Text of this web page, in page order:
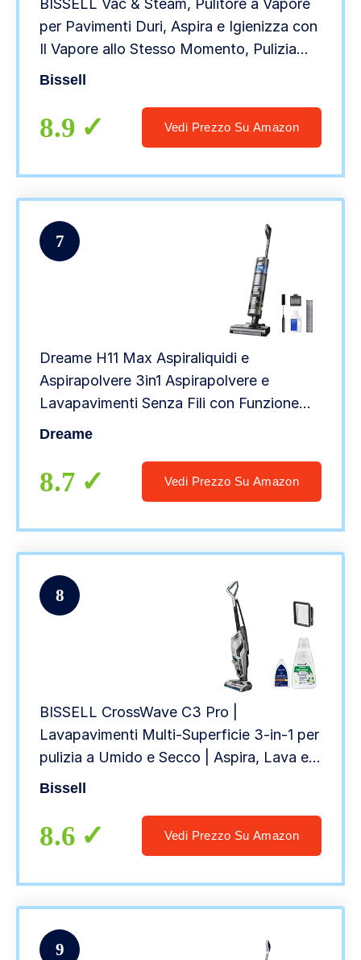
per Pavimenti Duri, Aspira e Igienizza con
Il Vapore allo Stesso Momento, Pulizia
Naturale e Igienica, 1977N
Bissell
8.9 Vedi Prezzo Su Amazon
7
Dreame H11 Max Aspiraliquidi e
Aspirapolvere 3in1 Aspirapolvere e
Lavapavimenti Senza Fili con Funzione
Autopulente, 10000 Pa Scopa Elettrica
Dreame
8.7 Vedi Prezzo Su Amazon
8
BISSELL CrossWave C3 Pro |
Lavapavimenti Multi-Superficie 3-in-1 per
pulizia a Umido e Secco | Aspira, Lava e
Asciuga | Pulizia Multi-Superficie per
Nero/Titanio/Blu
Bissell
8.6 Vedi Prezzo Su Amazon
9